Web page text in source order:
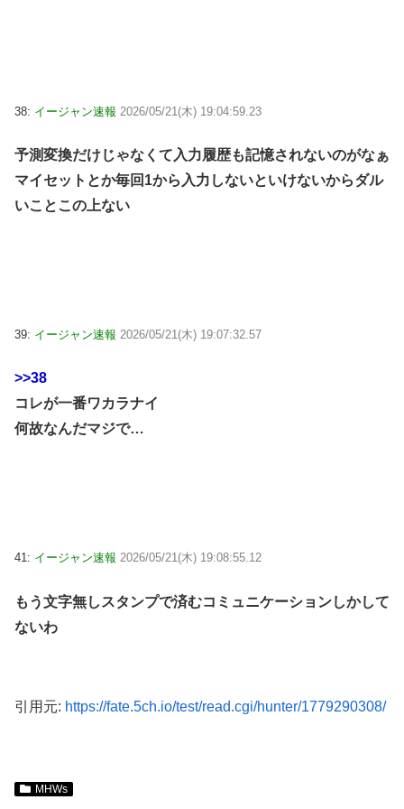
38: イージャン速報 2026/05/21(木) 19:04:59.23
予測変換だけじゃなくて入力履歴も記憶されないのがなぁ
マイセットとか毎回1から入力しないといけないからダル
いことこの上ない
39: イージャン速報 2026/05/21(木) 19:07:32.57
>>38
コレが一番ワカラナイ
何故なんだマジで…
41: イージャン速報 2026/05/21(木) 19:08:55.12
もう文字無しスタンプで済むコミュニケーションしかして
ないわ
引用元: https://fate.5ch.io/test/read.cgi/hunter/1779290308/
MHWs